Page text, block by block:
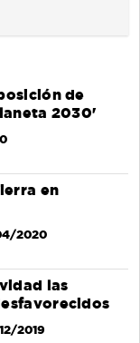
de
2030'
en
2020
las
2019